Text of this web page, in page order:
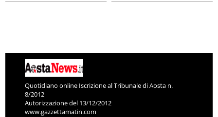
Quotidiano online Iscrizione al Tribunale di Aosta n.
8/2012
Autorizzazione del 13/12/2012
www.gazzettamatin.com